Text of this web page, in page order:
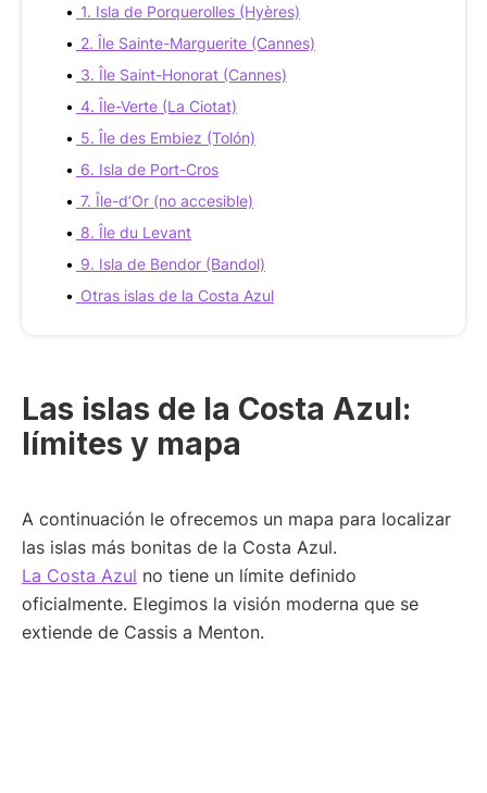
1. Isla de Porquerolles (Hyères)
2. Île Sainte-Marguerite (Cannes)
3. Île Saint-Honorat (Cannes)
4. Île-Verte (La Ciotat)
5. Île des Embiez (Tolón)
6. Isla de Port-Cros
7. Île-d’Or (no accesible)
8. Île du Levant
9. Isla de Bendor (Bandol)
Otras islas de la Costa Azul
Las islas de la Costa Azul:
límites y mapa
A continuación le ofrecemos un mapa para localizar
las islas más bonitas de la Costa Azul.
La Costa Azul no tiene un límite definido
oficialmente. Elegimos la visión moderna que se
extiende de Cassis a Menton.